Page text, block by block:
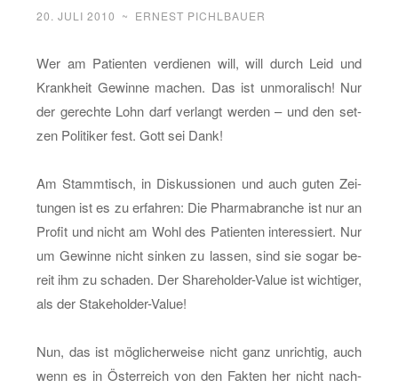
20. JULI 2010 ~ ERNEST PICHLBAUER
Wer am Pa­ti­en­ten ver­die­nen will, will durch Leid und
Krank­heit Ge­win­ne ma­chen. Das ist un­mo­ra­lisch! Nur
der ge­rech­te Lohn darf ver­langt wer­den – und den set­
zen Po­li­ti­ker fest. Gott sei Dank!
Am Stamm­tisch, in Dis­kus­sio­nen und auch guten Zei­
tun­gen ist es zu er­fah­ren: Die Phar­ma­bran­che ist nur an
Pro­fit und nicht am Wohl des Pa­ti­en­ten in­ter­es­siert. Nur
um Ge­win­ne nicht sin­ken zu las­sen, sind sie sogar be­
reit ihm zu scha­den. Der Share­hol­der-Va­lue ist wich­ti­ger,
als der Sta­ke­hol­der-Va­lue!
Nun, das ist mög­li­cher­wei­se nicht ganz un­rich­tig, auch
wenn es in Ös­ter­reich von den Fak­ten her nicht nach­